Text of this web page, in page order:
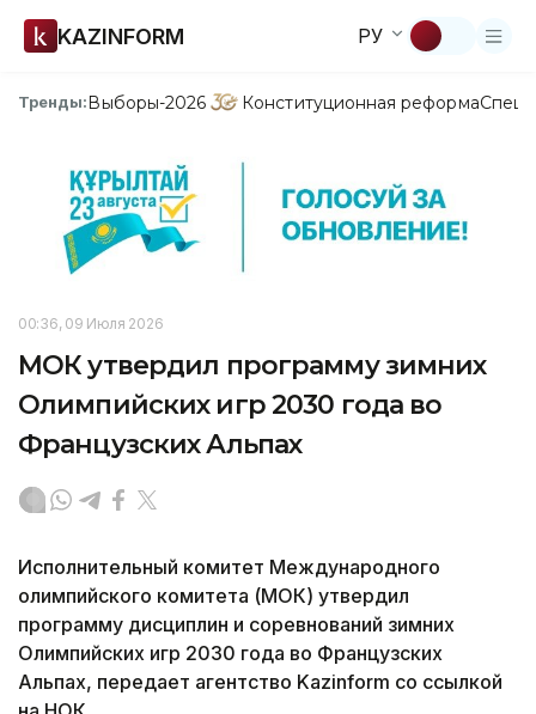
KAZINFORM РУ
Тренды:Выборы-2026 Конституционная реформа
00:36, 09 Июля 2026
МОК утвердил программу зимних
Олимпийских игр 2030 года во
Французских Альпах
Исполнительный комитет Международного
олимпийского комитета (МОК) утвердил
программу дисциплин и соревнований зимних
Олимпийских игр 2030 года во Французских
Альпах, передает агентство Kazinform со ссылкой